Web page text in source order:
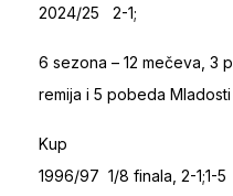
2024/25 2-1;
6 sezona – 12 mečeva, 3
remija i 5 pobeda Mladosti
Kup
1996/97 1/8 finala, 2-1;1-5